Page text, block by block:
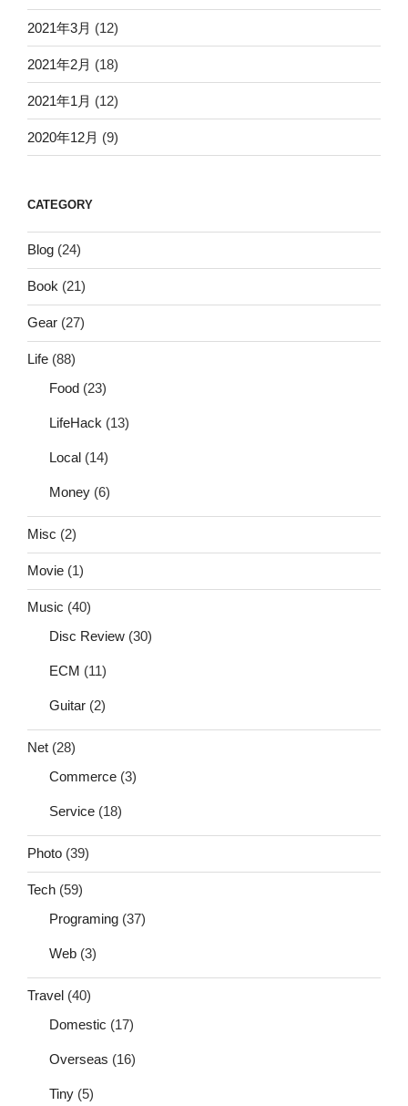
2021年3月 (12)
2021年2月 (18)
2021年1月 (12)
2020年12月 (9)
CATEGORY
Blog (24)
Book (21)
Gear (27)
Life (88)
Food (23)
LifeHack (13)
Local (14)
Money (6)
Misc (2)
Movie (1)
Music (40)
Disc Review (30)
ECM (11)
Guitar (2)
Net (28)
Commerce (3)
Service (18)
Photo (39)
Tech (59)
Programing (37)
Web (3)
Travel (40)
Domestic (17)
Overseas (16)
Tiny (5)